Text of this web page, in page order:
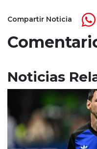
Compartir Noticia
Noticias